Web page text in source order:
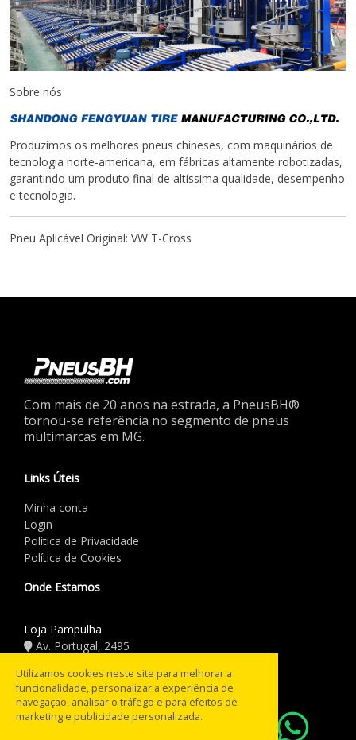
Sobre nós
Produzimos os melhores pneus chineses, com maquinários de
tecnologia norte-americana, em fábricas altamente robotizadas,
garantindo um produto final de altíssima qualidade, desempenho
e tecnologia.
Pneu Aplicável Original: VW T-Cross
Com mais de 20 anos na estrada, a PneusBH®
tornou-se referência no segmento de pneus
multimarcas em MG.
Links Úteis
Minha conta
Login
Política de Privacidade
Política de Cookies
Onde Estamos
Loja Pampulha
Av. Portugal, 2495
Horário de Funcionamento
Seg a Sex: 08:00 às 18:00
Utilizamos cookies neste site para melhorar a
funcionalidade, personalizar a experiência de
navegação, analisar o tráfego e para efeitos de
marketing e publicidade personalizada.